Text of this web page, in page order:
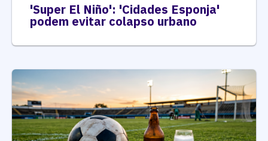
'Super El Niño': 'Cidades Esponja'
podem evitar colapso urbano